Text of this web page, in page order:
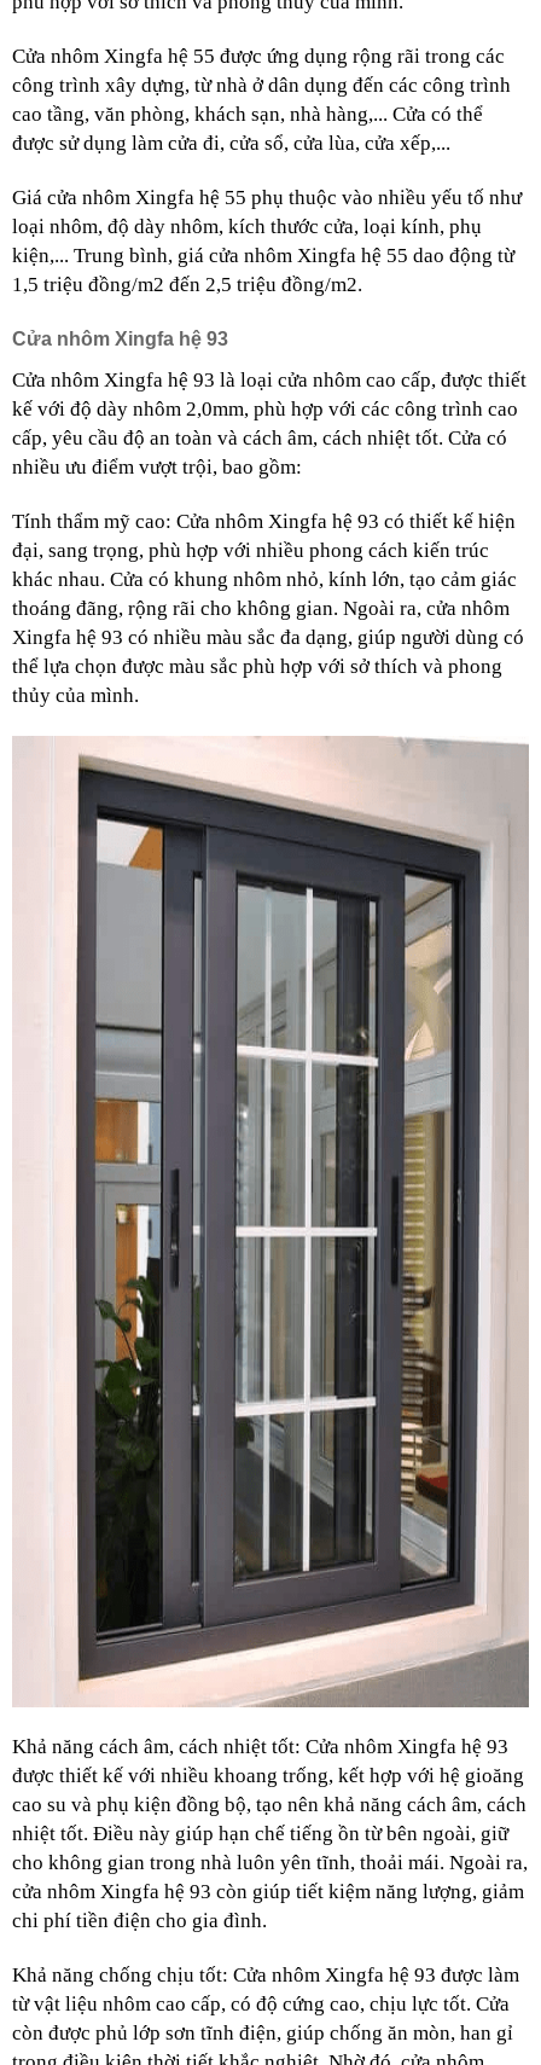
Cửa nhôm Xingfa hệ 55 được ứng dụng rộng rãi trong các
công trình xây dựng, từ nhà ở dân dụng đến các công trình
cao tầng, văn phòng, khách sạn, nhà hàng,... Cửa có thể
được sử dụng làm cửa đi, cửa sổ, cửa lùa, cửa xếp,...
Giá cửa nhôm Xingfa hệ 55 phụ thuộc vào nhiều yếu tố như
loại nhôm, độ dày nhôm, kích thước cửa, loại kính, phụ
kiện,... Trung bình, giá cửa nhôm Xingfa hệ 55 dao động từ
1,5 triệu đồng/m2 đến 2,5 triệu đồng/m2.
Cửa nhôm Xingfa hệ 93
Cửa nhôm Xingfa hệ 93 là loại cửa nhôm cao cấp, được thiết
kế với độ dày nhôm 2,0mm, phù hợp với các công trình cao
cấp, yêu cầu độ an toàn và cách âm, cách nhiệt tốt. Cửa có
nhiều ưu điểm vượt trội, bao gồm:
Tính thẩm mỹ cao: Cửa nhôm Xingfa hệ 93 có thiết kế hiện
đại, sang trọng, phù hợp với nhiều phong cách kiến trúc
khác nhau. Cửa có khung nhôm nhỏ, kính lớn, tạo cảm giác
thoáng đãng, rộng rãi cho không gian. Ngoài ra, cửa nhôm
Xingfa hệ 93 có nhiều màu sắc đa dạng, giúp người dùng có
thể lựa chọn được màu sắc phù hợp với sở thích và phong
thủy của mình.
Khả năng cách âm, cách nhiệt tốt: Cửa nhôm Xingfa hệ 93
được thiết kế với nhiều khoang trống, kết hợp với hệ gioăng
cao su và phụ kiện đồng bộ, tạo nên khả năng cách âm, cách
nhiệt tốt. Điều này giúp hạn chế tiếng ồn từ bên ngoài, giữ
cho không gian trong nhà luôn yên tĩnh, thoải mái. Ngoài ra,
cửa nhôm Xingfa hệ 93 còn giúp tiết kiệm năng lượng, giảm
chi phí tiền điện cho gia đình.
Khả năng chống chịu tốt: Cửa nhôm Xingfa hệ 93 được làm
từ vật liệu nhôm cao cấp, có độ cứng cao, chịu lực tốt. Cửa
còn được phủ lớp sơn tĩnh điện, giúp chống ăn mòn, han gỉ